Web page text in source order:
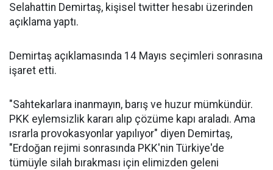
Selahattin Demirtaş, kişisel twitter hesabı üzerinden
açıklama yaptı.
Demirtaş açıklamasında 14 Mayıs seçimleri sonrasına
işaret etti.
"Sahtekarlara inanmayın, barış ve huzur mümkündür.
PKK eylemsizlik kararı alıp çözüme kapı araladı. Ama
ısrarla provokasyonlar yapılıyor" diyen Demirtaş,
"Erdoğan rejimi sonrasında PKK'nin Türkiye'de
tümüyle silah bırakması için elimizden geleni